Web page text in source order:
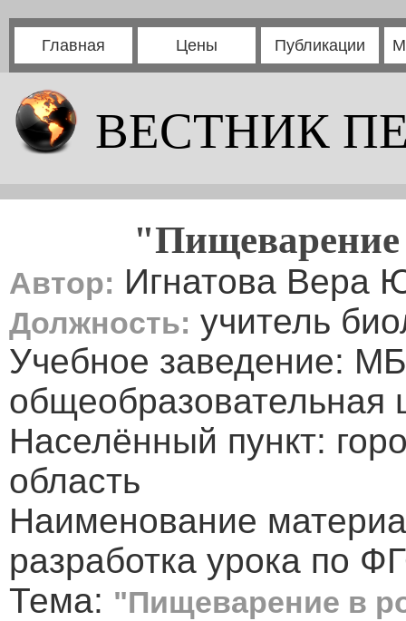
Главная Цены Публикации
ВЕСТНИК
"Пищеварение
Автор: Игнатова Вера
Должность: учитель
Учебное заведение:
Населённый пункт:
область
Наименование
разработка урока по
Тема: "Пищеварение в